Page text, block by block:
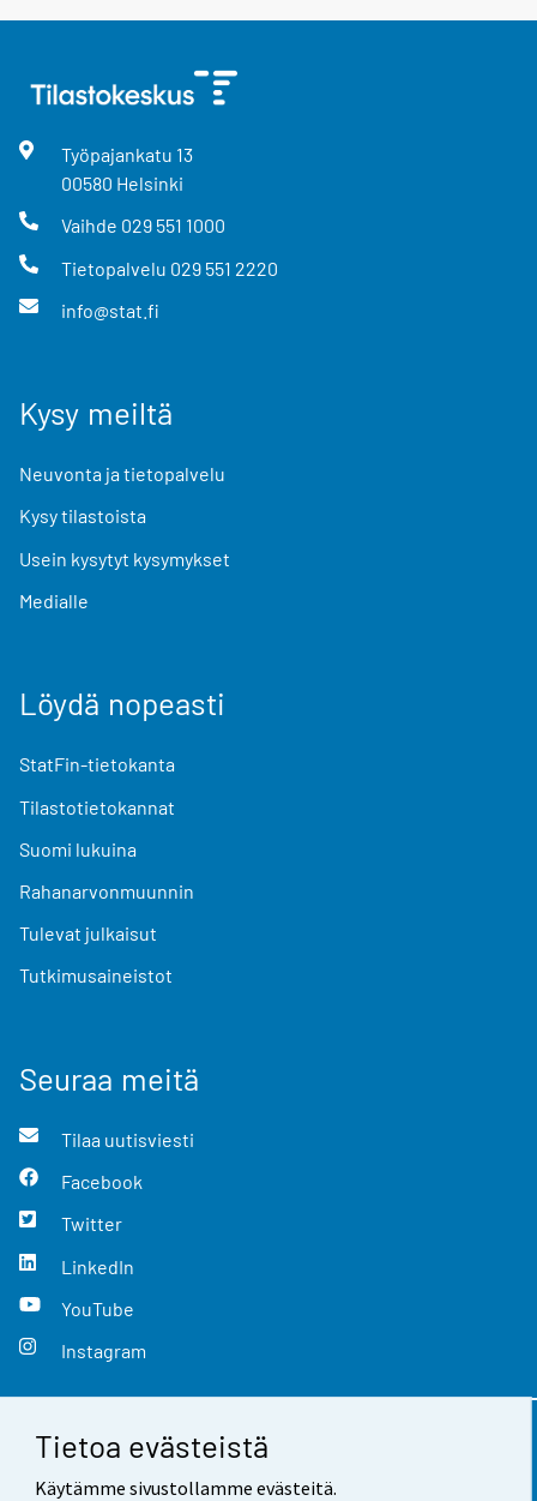
Tietoa evästeistä
Käytämme sivustollamme evästeitä.
Työpajankatu 13
00580 Helsinki
Vaihde 029 551 1000
Tietopalvelu 029 551 2220
info@stat.fi
Kysy meiltä
Neuvonta ja tietopalvelu
Kysy tilastoista
Usein kysytyt kysymykset
Medialle
Löydä nopeasti
StatFin-tietokanta
Tilastotietokannat
Suomi lukuina
Rahanarvonmuunnin
Tulevat julkaisut
Tutkimusaineistot
Seuraa meitä
Tilaa uutisviesti
Facebook
Twitter
LinkedIn
YouTube
Instagram
Yhteystiedot